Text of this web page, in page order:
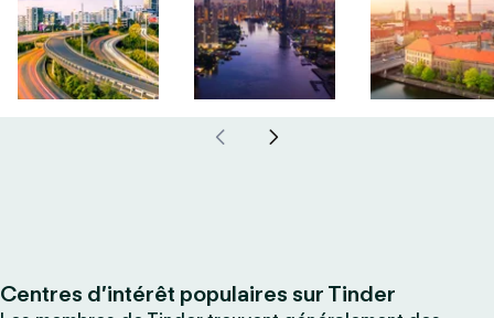
Centres d’intérêt populaires sur Tinder